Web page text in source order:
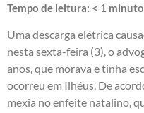
Tempo de leitura: < 1 minuto
Uma descarga elétrica
nesta sexta-feira (3), o
anos, que morava e tinha
ocorreu em Ilhéus. De
mexia no enfeite natalino,